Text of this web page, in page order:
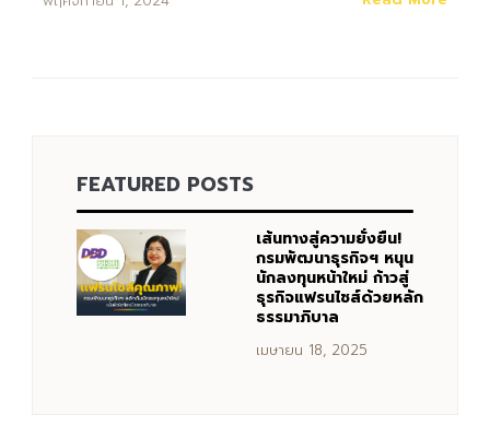
FEATURED POSTS
เส้นทางสู่ความยั่งยืน!
กรมพัฒนาธุรกิจฯ หนุน
นักลงทุนหน้าใหม่ ก้าวสู่
ธุรกิจแฟรนไชส์ด้วยหลัก
ธรรมาภิบาล
เมษายน 18, 2025